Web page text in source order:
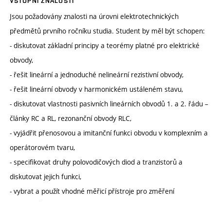
Jsou požadovány znalosti na úrovni elektrotechnických
předmětů prvního ročníku studia. Student by měl být schopen:
- diskutovat základní principy a teorémy platné pro elektrické
obvody,
- řešit lineární a jednoduché nelineární rezistivní obvody,
- řešit lineární obvody v harmonickém ustáleném stavu,
- diskutovat vlastnosti pasivních lineárních obvodů 1. a 2. řádu –
články RC a RL, rezonanční obvody RLC,
- vyjádřit přenosovou a imitanční funkci obvodu v komplexním a
operátorovém tvaru,
- specifikovat druhy polovodičových diod a tranzistorů a
diskutovat jejich funkci,
- vybrat a použít vhodné měřicí přístroje pro změření